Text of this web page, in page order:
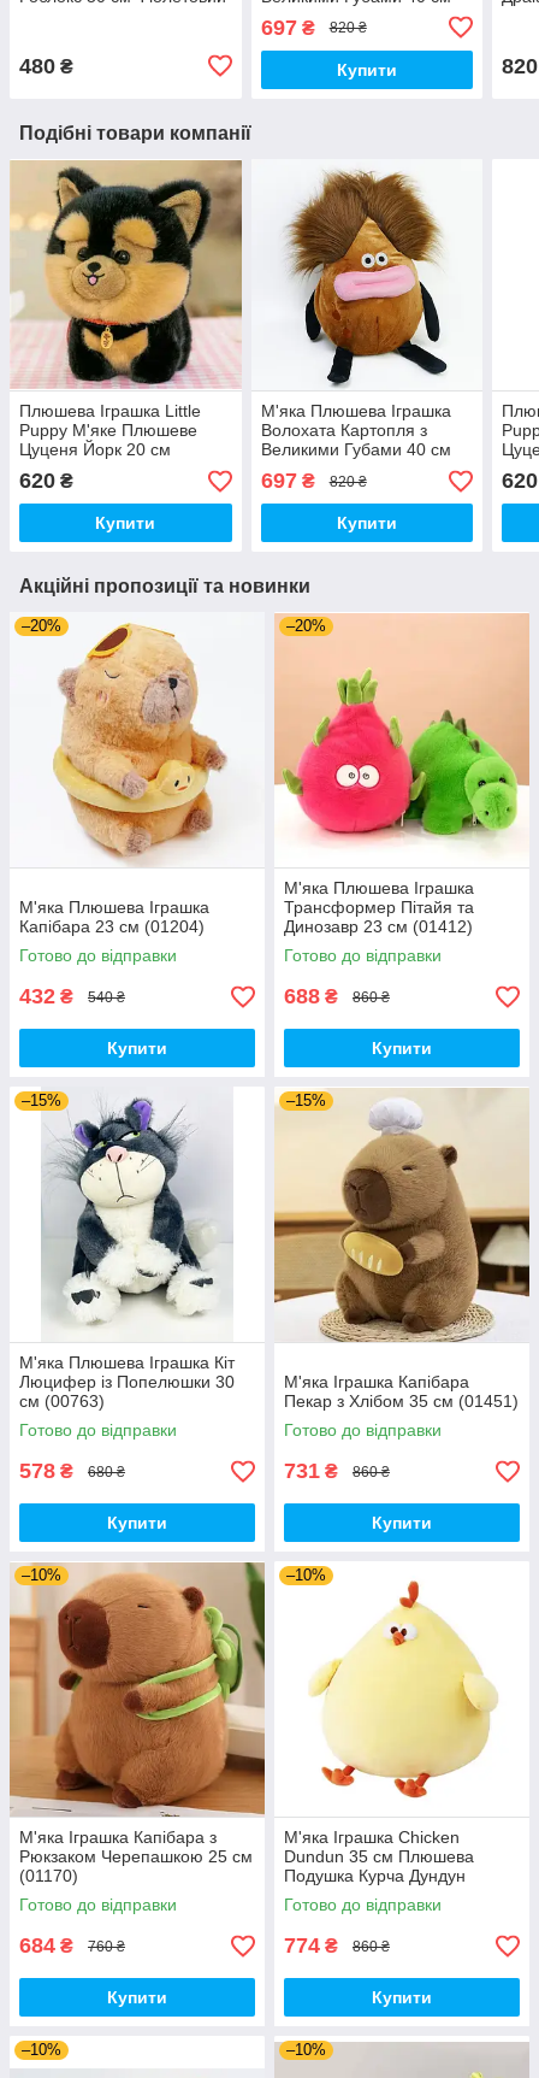
480 ₴
Funny Hair Potato (01499)
697₴ 820 ₴
Купити 820
Подібні товари компанії
Плюшева Іграшка Little
Puppy М'яке Плюшеве
Цуценя Йорк 20 см
(00664)
620 ₴
Купити
М'яка Плюшева Іграшка
Волохата Картопля з
Великими Губами 40 см
Funny Hair Potato (01499)
697₴ 820 ₴
Купити
620
Акційні пропозиції та новинки
–20%
М'яка Плюшева Іграшка
Капібара 23 см (01204)
Готово до відправки
432 ₴ 540 ₴
Купити
–20%
М'яка Плюшева Іграшка
Трансформер Пітайя та
Динозавр 23 см (01412)
Готово до відправки
688 ₴ 860 ₴
Купити
–15%
М'яка Плюшева Іграшка Кіт
Люцифер із Попелюшки 30
см (00763)
Готово до відправки
578 ₴ 680 ₴
Купити
–15%
М'яка Іграшка Капібара
Пекар з Хлібом 35 см (01451)
Готово до відправки
731 ₴ 860 ₴
Купити
–10%
М'яка Іграшка Капібара з
Рюкзаком Черепашкою 25 см
(01170)
Готово до відправки
684 ₴ 760 ₴
Купити
–10%
М'яка Іграшка Chicken
Dundun 35 см Плюшева
Подушка Курча Дундун
(00905)
Готово до відправки
774 ₴ 860 ₴
Купити
–10% –10%